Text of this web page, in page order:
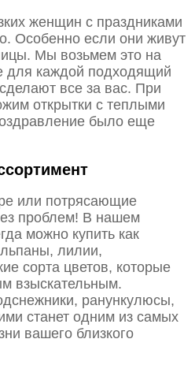
женщин с праздниками
Особенно если они живут
Мы возьмем это на
для каждой подходящий
все за вас. При
открытки с теплыми
было еще
или потрясающие
проблем! В нашем
можно купить как
лилии,
сорта цветов, которые
взыскательным.
ранункулюсы,
станет одним из самых
вашего близкого